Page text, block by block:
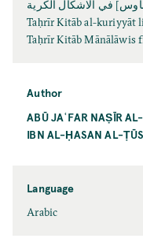
في الاشكال الكرية
Taḥrīr Kitāb al-kuriyyāt
Taḥrīr Kitāb Mānālāwis
Author
ABŪ JAʿFAR NAṢĪR
IBN AL-ḤASAN AL-
Language
Arabic